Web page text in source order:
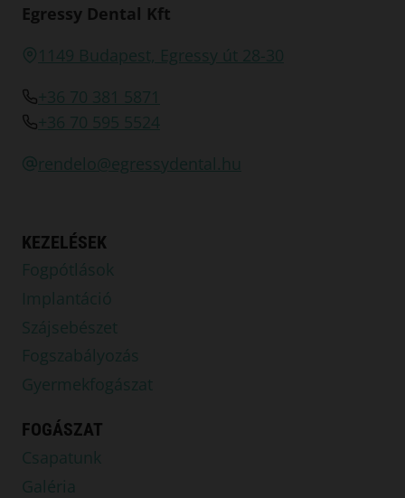
Egressy Dental Kft
1149 Budapest, Egressy út 28-30
+36 70 381 5871
+36 70 595 5524
rendelo@egressydental.hu
KEZELÉSEK
Fogpótlások
Implantáció
Szájsebészet
Fogszabályozás
Gyermekfogászat
FOGÁSZAT
Csapatunk
Galéria